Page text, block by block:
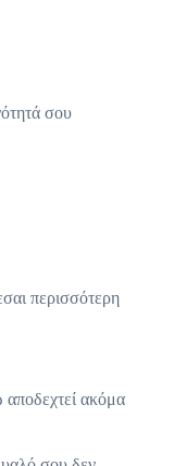
σου
περισσότερη
ακόμα